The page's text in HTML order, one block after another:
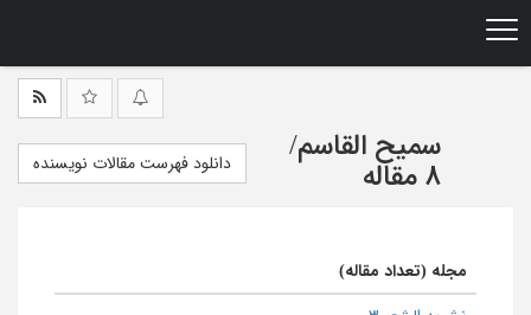
سمیح القاسم/
8 مقاله
دانلود فهرست مقالات نویسنده
مجله (تعداد مقاله)